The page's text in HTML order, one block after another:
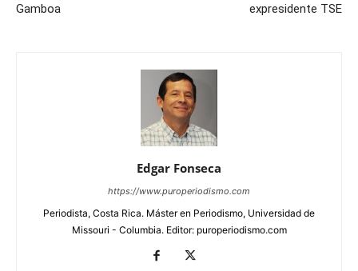
Gamboa
expresidente TSE
Edgar Fonseca
https://www.puroperiodismo.com
Periodista, Costa Rica. Máster en Periodismo, Universidad de
Missouri - Columbia. Editor: puroperiodismo.com